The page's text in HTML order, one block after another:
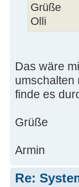
Grüße
Olli
Das wäre
umschalten
finde es
Grüße
Armin
Re: